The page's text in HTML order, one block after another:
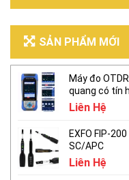
SẢN PHẨM MỚI
Máy đo
quang có tín
Liên Hệ
EXFO FIP-
SC/APC
Liên Hệ